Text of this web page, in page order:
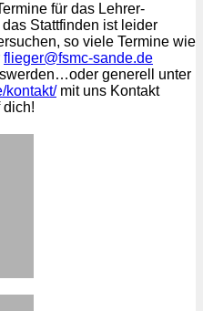
für das Lehrer-
Stattfinden ist leider
so viele Termine wie
flieger@fsmc-sande.de
generell unter
kontakt/mit uns Kontakt
dich!